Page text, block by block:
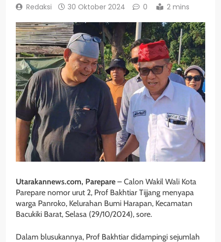
Redaksi 30 Oktober 2024 0 2 mins
Utarakannews.com, Parepare – Calon Wakil Wali Kota
Parepare nomor urut 2, Prof Bakhtiar Tijjang menyapa
warga Panroko, Kelurahan Bumi Harapan, Kecamatan
Bacukiki Barat, Selasa (29/10/2024), sore.
Dalam blusukannya, Prof Bakhtiar didampingi sejumlah